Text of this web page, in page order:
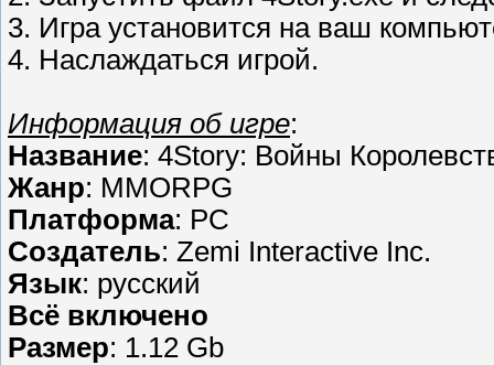
3. Игра установится на ваш
4. Наслаждаться игрой.
Информация об игре:
Название: 4Story: Войны
Жанр: MMORPG
Платформа: PC
Создатель: Zemi Interactive Inc.
Язык: русский
Всё включено
Размер: 1.12 Gb